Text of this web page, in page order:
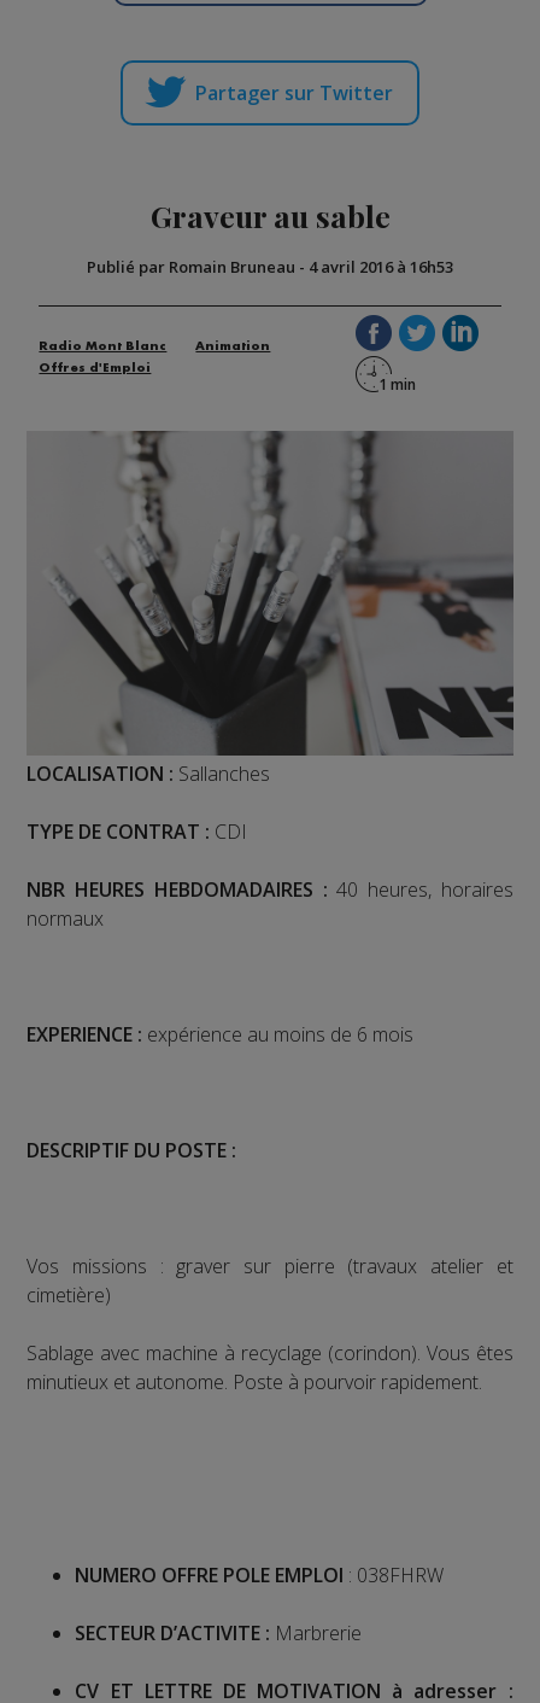
Partager sur Twitter
Graveur au sable
Publié par Romain Bruneau - 4 avril 2016 à 16h53
Radio Mont Blanc
Animation
Offres d'Emploi
LOCALISATION : Sallanches
TYPE DE CONTRAT : CDI
NBR HEURES HEBDOMADAIRES : 40 heures, horaires
normaux
EXPERIENCE : expérience au moins de 6 mois
DESCRIPTIF DU POSTE :
Vos missions : graver sur pierre (travaux atelier et
cimetière)
Sablage avec machine à recyclage (corindon). Vous êtes
minutieux et autonome. Poste à pourvoir rapidement.
NUMERO OFFRE POLE EMPLOI : 038FHRW
SECTEUR D’ACTIVITE : Marbrerie
CV ET LETTRE DE MOTIVATION à adresser :